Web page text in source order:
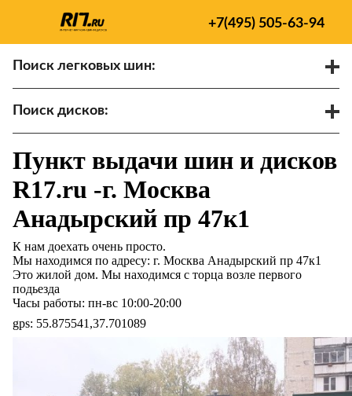
+7(495) 505-63-94
Поиск легковых шин:
Поиск дисков:
ET
Ступица
Найти
Пункт выдачи шин и дисков
R17.ru -г. Москва
Анадырский пр 47к1
К нам доехать очень просто.
Мы находимся по адресу: г. Москва Анадырский пр 47к1
Это жилой дом. Мы находимся с торца возле первого
подьезда
Часы работы: пн-вс 10:00-20:00
gps: 55.875541,37.701089